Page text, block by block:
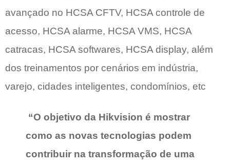
avançado no HCSA CFTV, HCSA controle de
acesso, HCSA alarme, HCSA VMS, HCSA
catracas, HCSA softwares, HCSA display, além
dos treinamentos por cenários em indústria,
varejo, cidades inteligentes, condomínios, etc
“O objetivo da Hikvision é mostrar
como as novas tecnologias podem
contribuir na transformação de uma